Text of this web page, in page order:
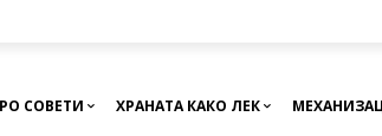
СОВЕТИ ХРАНАТА КАКО ЛЕК